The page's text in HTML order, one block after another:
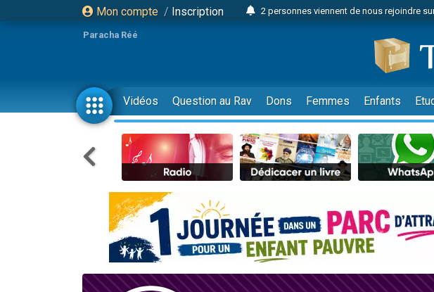
Mon compte / Inscription
2 personnes viennent de nous rejoindre
12 nouvelles musiques dans Torah-
30 personnes viennent de faire un
Il reste 49 places pour étudier en
3 personnes viennent de nous rejoindre
2 personnes viennent de nous rejoindre
3 personnes viennent de nous rejoindre
2 nouvelles musiques dans Torah-Box
8 personnes viennent de faire un don
Nouvelle émission radio : Visions de
61 personnes viennent de demander une
Il reste 49 places pour étudier en
Ariel vient de donner son Maasser
Paracha Réé
Vidéos Question au Rav Dons Femmes Enfants